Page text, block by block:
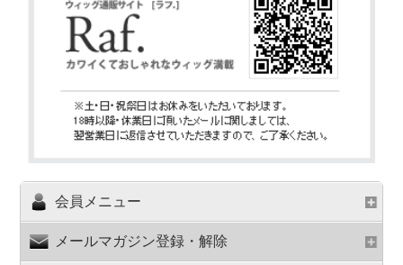
会員メニュー
メールマガジン登録・解除